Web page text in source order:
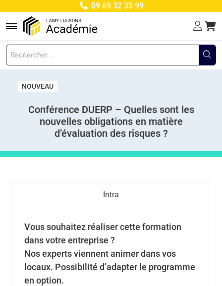
09 69 32 35 99
Menu
NOUVEAU
Conférence DUERP – Quelles sont les
nouvelles obligations en matière
d’évaluation des risques ?
Intra
Vous souhaitez réaliser cette formation
dans votre entreprise ?
Nos experts viennent animer dans vos
locaux. Possibilité d’adapter le programme
en option.